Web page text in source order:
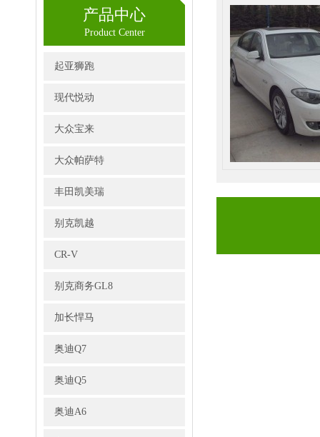
产品中心
Product Center
起亚狮跑
现代悦动
大众宝来
大众帕萨特
丰田凯美瑞
别克凯越
CR-V
别克商务GL8
加长悍马
奥迪Q7
奥迪Q5
奥迪A6